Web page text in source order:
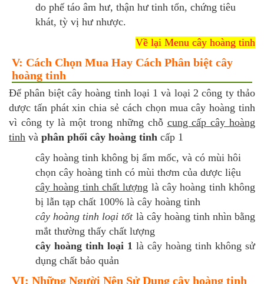
do phế táo âm hư, thận hư tinh tổn, chứng tiêu
khát, tỳ vị hư nhược.
Về lại Menu cây hoàng tinh
V: Cách Chọn Mua Hay Cách Phân biệt cây
hoàng tinh
Để phân biệt cây hoàng tinh loại 1 và loại 2 công ty thảo
dược tấn phát xin chia sẻ cách chọn mua cây hoàng tinh
vì công ty là một trong những chỗ cung cấp cây hoàng
tinh và phân phối cây hoàng tinh cấp 1
cây hoàng tinh không bị ẩm mốc, và có mùi hôi
chọn cây hoàng tinh có mùi thơm của dược liệu
cây hoàng tinh chất lượng là cây hoàng tinh không
bị lẫn tạp chất 100% là cây hoàng tinh
cây hoàng tinh loại tốtlà cây hoàng tinh nhìn bằng
mắt thường thấy chất lượng
cây hoàng tinh loại 1 là cây hoàng tinh không sử
dụng chất bảo quản
VI: Những Người Nên Sử Dụng cây hoàng tinh